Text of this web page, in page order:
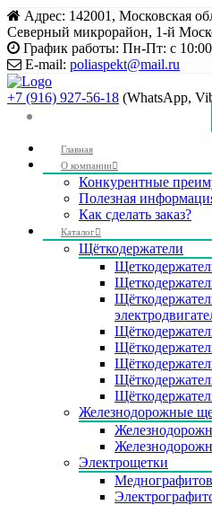
Адрес: 142001, Московская
Северный микрорайон, 1-й
График работы: Пн-Пт: с
E-mail: poliaspekt@mail.ru
+7 (916) 927-56-18 (WhatsApp,
Главная
О компании
Конкурентные
Полезная
Как сделать заказ?
Каталог
Щёткодержатели
Железнодорожные
Электрощетки